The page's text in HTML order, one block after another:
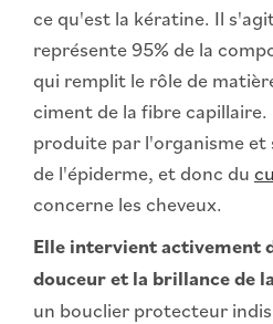
ce qu'est la kératine. Il
représente 95% de la
qui remplit le rôle de
ciment de la fibre
produite par l'organisme et
de l'épiderme, et donc du
concerne les cheveux.
Elle intervient activement
douceur et la brillance de
un bouclier protecteur